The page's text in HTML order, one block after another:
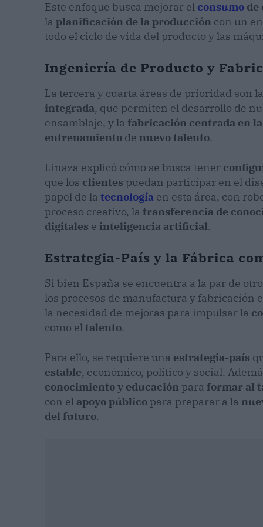
Este enfoque busca mejorar el consumo de
la planificación de la producción con un
todo el ciclo de vida del producto y las
Ingeniería de Producto y
La tercera y cuarta áreas de prioridad son la
integrada, que permiten el desarrollo de
ensamblaje, y la fabricación centrada en
entrenamiento de nuevo talento.
Linaza explicó cómo se busca tener
que los clientes puedan participar en el
papel de la tecnología en esta área, con
proceso creativo, la transferencia de
digitales e inteligencia artificial.
Estrategia-País y la Fábrica
Si bien España se encuentra a la par de
los procesos de manufactura y
la necesidad de mejoras para impulsar la
como eltalento.
Para ello, se requiere una estrategia-país
estable, económico, político y social.
conocimiento y educación para formar al
con el apoyo público para preparar a la
del futuro.